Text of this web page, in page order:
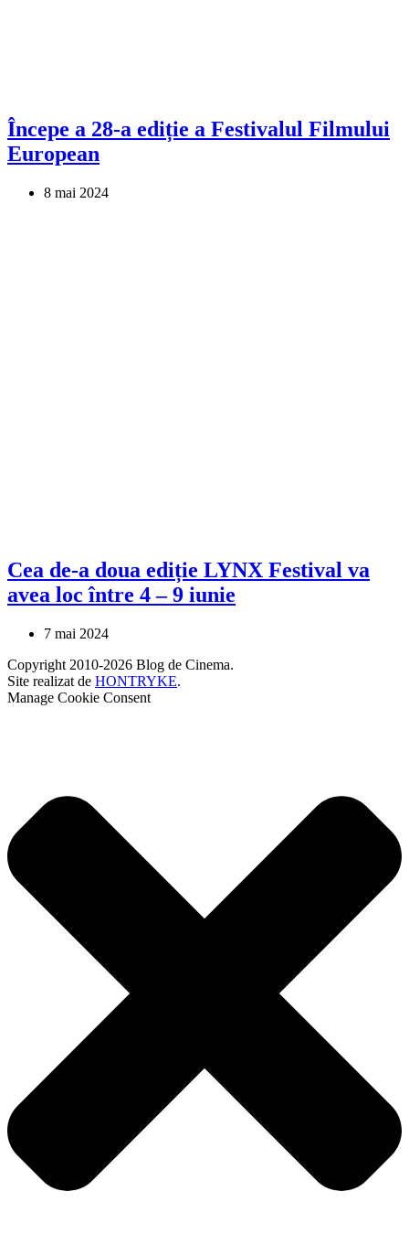
Începe a 28-a ediție a Festivalul Filmului
European
8 mai 2024
Cea de-a doua ediție LYNX Festival va
avea loc între 4 – 9 iunie
7 mai 2024
Copyright 2010-2026 Blog de Cinema.
Site realizat de HONTRYKE.
Manage Cookie Consent